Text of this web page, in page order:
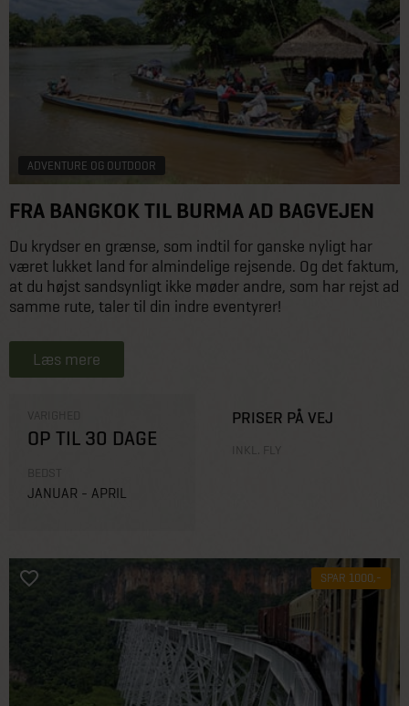
ADVENTURE OG OUTDOOR
FRA BANGKOK TIL BURMA AD BAGVEJEN
Du krydser en grænse, som indtil for ganske nyligt har
været lukket land for almindelige rejsende. Og det faktum,
at du højst sandsynligt ikke møder andre, som har rejst ad
samme rute, taler til din indre eventyrer!
Læs mere
VARIGHED
OP TIL 30 DAGE
BEDST
JANUAR - APRIL
PRISER PÅ VEJ
INKL. FLY
SPAR 1000,-